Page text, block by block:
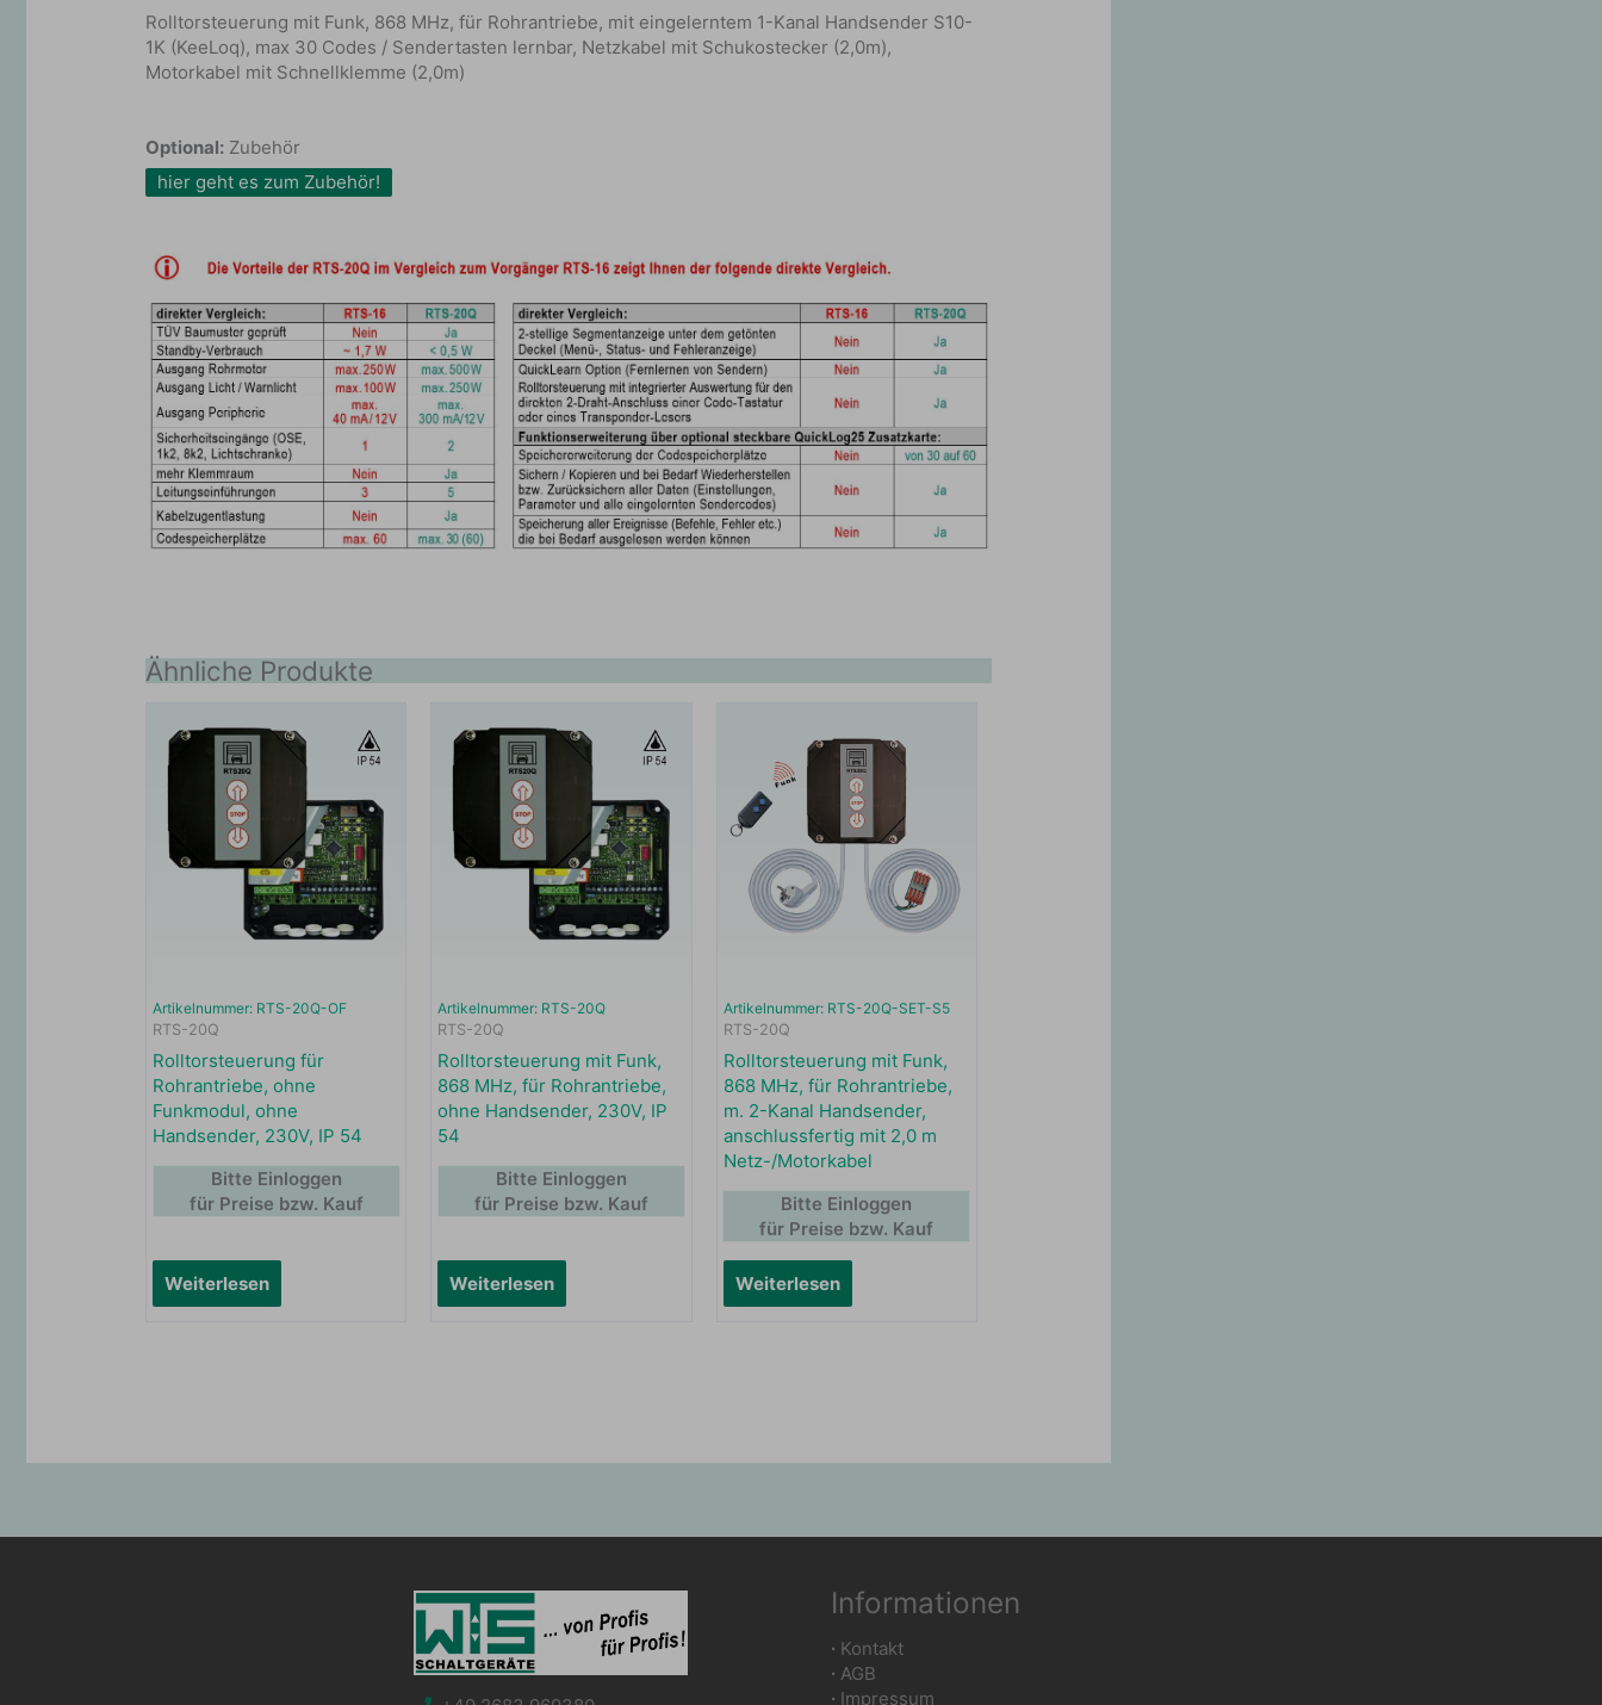
Rolltorsteuerung mit Funk, 868 MHz, für Rohrantriebe, mit eingelerntem 1-Kanal Handsender S10-
1K (KeeLoq), max 30 Codes / Sendertasten lernbar, Netzkabel mit Schukostecker (2,0m),
Motorkabel mit Schnellklemme (2,0m)
Optional: Zubehör
hier geht es zum Zubehör!
Ähnliche Produkte
Artikelnummer: RTS-20Q-OF
RTS-20Q
Rolltorsteuerung für
Rohrantriebe, ohne
Funkmodul, ohne
Handsender, 230V, IP 54
Weiterlesen
Bitte Einloggen
für Preise bzw. Kauf
Artikelnummer: RTS-20Q
RTS-20Q
Rolltorsteuerung mit Funk,
868 MHz, für Rohrantriebe,
ohne Handsender, 230V, IP
54
Weiterlesen
Bitte Einloggen
für Preise bzw. Kauf
Artikelnummer: RTS-20Q-SET-S5
RTS-20Q
Rolltorsteuerung mit Funk,
868 MHz, für Rohrantriebe,
m. 2-Kanal Handsender,
anschlussfertig mit 2,0 m
Netz-/Motorkabel
Weiterlesen
Bitte Einloggen
für Preise bzw. Kauf
Informationen
∙ Kontakt
∙ AGB
∙ Impressum